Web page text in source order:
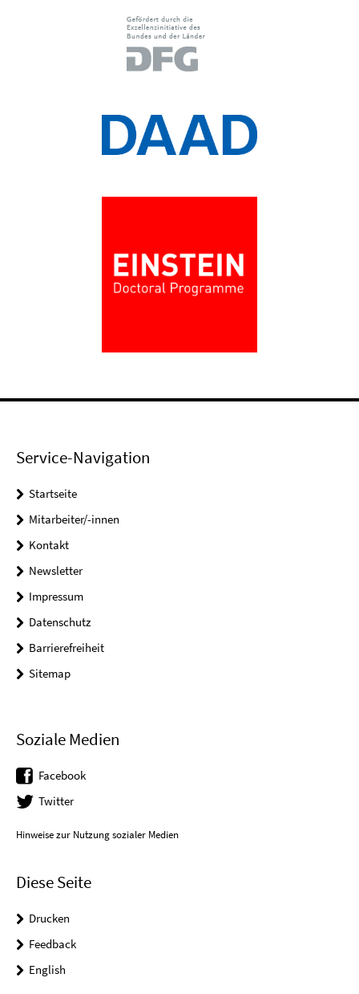
Service-Navigation
Startseite
Mitarbeiter/-innen
Kontakt
Newsletter
Impressum
Datenschutz
Barrierefreiheit
Sitemap
Soziale Medien
Facebook
Twitter
Hinweise zur Nutzung sozialer Medien
Diese Seite
Drucken
Feedback
English